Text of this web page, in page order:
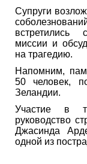
Супруги
встретились
миссии и
на трагедию.
Напомним,
50 человек,
Зеландии.
Участие в
руководство
Джасинда
одной из